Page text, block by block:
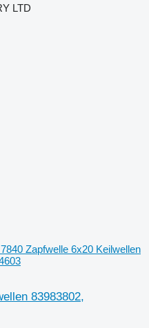
LTD
Zapfwelle 6x20 Keilwellen
83983802,